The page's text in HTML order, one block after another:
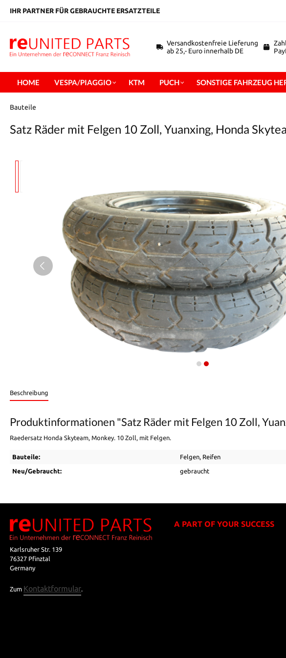
springen
IHR PARTNER FÜR GEBRAUCHTE ERSATZTEILE
Versandkostenfreie Lieferung
ab 25,- Euro innerhalb DE
HOME VESPA/PIAGGIO KTM PUCH SONSTIGE FAHRZEUG
Bauteile
Satz Räder mit Felgen 10 Zoll, Yuanxing, Honda
Beschreibung
Produktinformationen "Satz Räder mit Felgen 10 Zoll,
Raedersatz Honda Skyteam, Monkey. 10 Zoll, mit Felgen.
Bauteile: Felgen, Reifen
Neu/Gebraucht: gebraucht
Karlsruher Str. 139
76327 Pfinztal
Germany
Zum Kontaktformular.
A PART OF YOUR SUCCESS